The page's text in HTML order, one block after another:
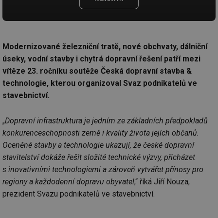
Modernizované železniční tratě, nové obchvaty, dálniční
úseky, vodní stavby i chytrá dopravní řešení patří mezi
vítěze 23. ročníku soutěže Česká dopravní stavba &
technologie, kterou organizoval Svaz podnikatelů ve
stavebnictví.
„Dopravní infrastruktura je jedním ze základních předpokladů
konkurenceschopnosti země i kvality života jejích občanů.
Oceněné stavby a technologie ukazují, že české dopravní
stavitelství dokáže řešit složité technické výzvy, přicházet
s inovativními technologiemi a zároveň vytvářet přínosy pro
regiony a každodenní dopravu obyvatel,“ říká Jiří Nouza,
prezident Svazu podnikatelů ve stavebnictví.